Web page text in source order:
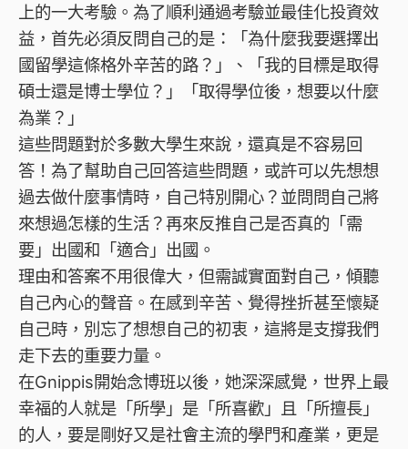
上的一大考驗。為了順利通過考驗並最佳化投資效
益，首先必須反問自己的是：「為什麼我要選擇出
國留學這條格外辛苦的路？」、「我的目標是取得
碩士還是博士學位？」「取得學位後，想要以什麼
為業？」
這些問題對於多數大學生來說，還真是不容易回
答！為了幫助自己回答這些問題，或許可以先想想
過去做什麼事情時，自己特別開心？並問問自己將
來想過怎樣的生活？再來反推自己是否真的「需
要」出國和「適合」出國。
理由和答案不用很偉大，但需誠實面對自己，傾聽
自己內心的聲音。在感到辛苦、覺得挫折甚至懷疑
自己時，別忘了想想自己的初衷，這將是支撐我們
走下去的重要力量。
在Gnippis開始念博班以後，她深深感覺，世界上最
幸福的人就是「所學」是「所喜歡」且「所擅長」
的人，要是剛好又是社會主流的學門和產業，更是